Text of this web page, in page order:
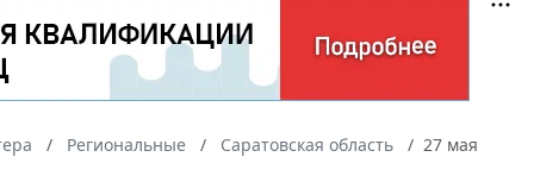
Региональные Саратовская область 27 мая